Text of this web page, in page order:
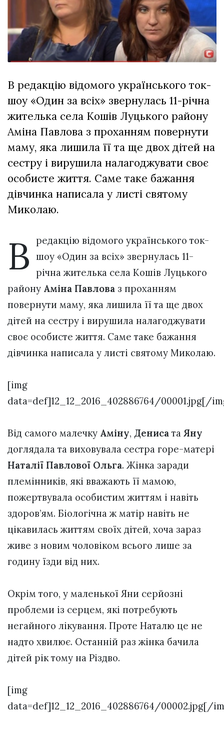
залишив у
Луцьку
три...
27 Липня 2026
Всі розділи
Лайф
Афіша
ZONE 18+
Контакти
Політика конфіденційності
В редакцію відомого українського ток-
шоу «Один за всіх» звернулась 11-річна
жителька села Кошів Луцького району
Аміна Павлова з проханням повернути
маму, яка лишила її та ще двох дітей на
сестру і вирушила налагоджувати своє
особисте життя. Саме таке бажання
дівчинка написала у листі святому
Миколаю.
В редакцію відомого українського ток-
шоу «Один за всіх» звернулась 11-
річна жителька села Кошів Луцького
району Аміна Павлова з проханням
повернути маму, яка лишила її та ще двох
дітей на сестру і вирушила налагоджувати
своє особисте життя. Саме таке бажання
дівчинка написала у листі святому Миколаю.
[img
data=def]12_12_2016_402886764/00001.jpg[/
Від самого малечку Аміну, Дениса та Яну
доглядала та виховувала сестра горе-матері
Наталії Павлової Ольга. Жінка заради
племінників, які вважають її мамою,
пожертвувала особистим життям і навіть
здоров’ям. Біологічна ж матір навіть не
цікавилась життям своїх дітей, хоча зараз
живе з новим чоловіком всього лише за
годину їзди від них.
Окрім того, у маленької Яни серйозні
проблеми із серцем, які потребують
негайного лікування. Проте Наталю це не
надто хвилює. Останній раз жінка бачила
дітей рік тому на Різдво.
[img
data=def]12_12_2016_402886764/00002.jpg[/